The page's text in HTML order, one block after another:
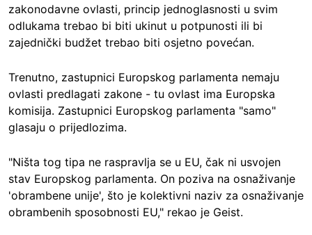
zakonodavne ovlasti, princip jednoglasnosti u svim
odlukama trebao bi biti ukinut u potpunosti ili bi
zajednički budžet trebao biti osjetno povećan.
Trenutno, zastupnici Europskog parlamenta nemaju
ovlasti predlagati zakone - tu ovlast ima Europska
komisija. Zastupnici Europskog parlamenta "samo"
glasaju o prijedlozima.
"Ništa tog tipa ne raspravlja se u EU, čak ni usvojen
stav Europskog parlamenta. On poziva na osnaživanje
'obrambene unije', što je kolektivni naziv za osnaživanje
obrambenih sposobnosti EU," rekao je Geist.